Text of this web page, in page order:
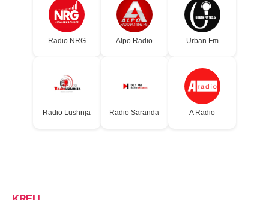
Radio NRG Alpo Radio Urban Fm
Radio Lushnja Radio Saranda A Radio